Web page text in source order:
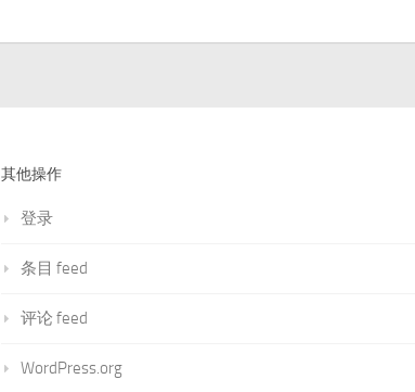
其他操作
登录
条目 feed
评论 feed
WordPress.org